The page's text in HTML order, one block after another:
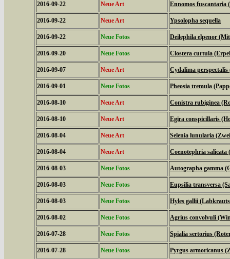
2016-09-22 Neue Art Ennomos fuscantaria
2016-09-22 Neue Art Ypsolopha sequella
2016-09-22 Neue Fotos Deilephila elpenor
2016-09-20 Neue Fotos Clostera curtula
2016-09-07 Neue Art Cydalima
2016-09-01 Neue Fotos Pheosia tremula
2016-08-10 Neue Art Conistra rubiginea
2016-08-10 Neue Art Egira conspicillaris
2016-08-04 Neue Art Selenia lunularia
2016-08-04 Neue Art Coenotephria salicata
2016-08-03 Neue Fotos Autographa gamma
2016-08-03 Neue Fotos Eupsilia transversa
2016-08-03 Neue Fotos Hyles gallii
2016-08-02 Neue Fotos Agrius convolvuli
2016-07-28 Neue Fotos Spialia sertorius
2016-07-28 Neue Fotos Pyrgus armoricanus